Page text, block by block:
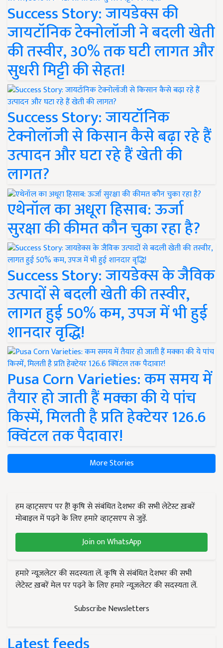
Success Story: जायडेक्स की
जायटॉनिक टेक्नोलॉजी ने बदली खेती
की तस्वीर, 30% तक घटी लागत और
सुधरी मिट्टी की सेहत!
Success Story: जायटॉनिक
टेक्नोलॉजी से किसान कैसे बढ़ा रहे हैं
उत्पादन और घटा रहे हैं खेती की
लागत?
एथेनॉल का अधूरा हिसाब: ऊर्जा
सुरक्षा की कीमत कौन चुका रहा है?
Success Story: जायडेक्स के जैविक
उत्पादों से बदली खेती की तस्वीर,
लागत हुई 50% कम, उपज में भी हुई
शानदार वृद्धि!
Pusa Corn Varieties: कम समय में
तैयार हो जाती हैं मक्का की ये पांच
किस्में, मिलती है प्रति हेक्टेयर 126.6
क्विंटल तक पैदावार!
More Stories
हम व्हाट्सएप पर हैं! कृषि से संबंधित देशभर की सभी लेटेस्ट ख़बरें
मोबाइल में पढ़ने के लिए हमारे व्हाट्सएप से जुड़ें.
Join on WhatsApp
हमारे न्यूज़लेटर की सदस्यता लें. कृषि से संबंधित देशभर की सभी
लेटेस्ट ख़बरें मेल पर पढ़ने के लिए हमारे न्यूज़लेटर की सदस्यता लें.
Subscribe Newsletters